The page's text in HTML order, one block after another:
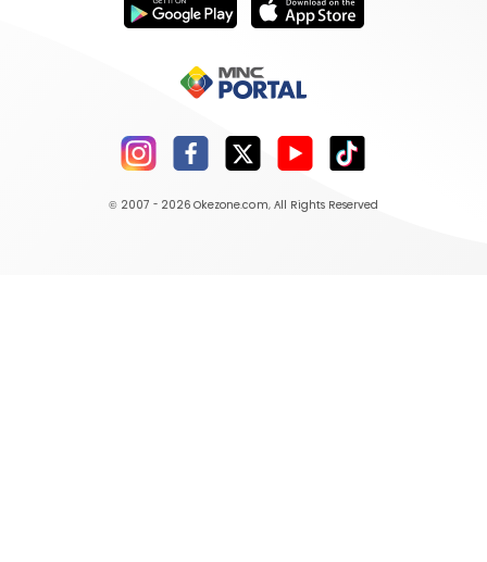
© 2007 - 2026 Okezone.com, All Rights Reserved